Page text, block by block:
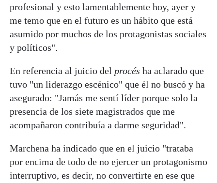
profesional y esto lamentablemente hoy, ayer y
me temo que en el futuro es un hábito que está
asumido por muchos de los protagonistas sociales
y políticos".
En referencia al juicio del procés ha aclarado que
tuvo "un liderazgo escénico" que él no buscó y ha
asegurado: "Jamás me sentí líder porque solo la
presencia de los siete magistrados que me
acompañaron contribuía a darme seguridad".
Marchena ha indicado que en el juicio "trataba
por encima de todo de no ejercer un protagonismo
interruptivo, es decir, no convertirte en ese que